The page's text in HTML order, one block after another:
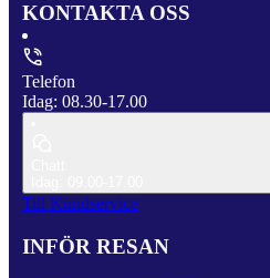
KONTAKTA OSS
Telefon
Idag: 08.30-17.00
Till Kundservice
INFÖR RESAN